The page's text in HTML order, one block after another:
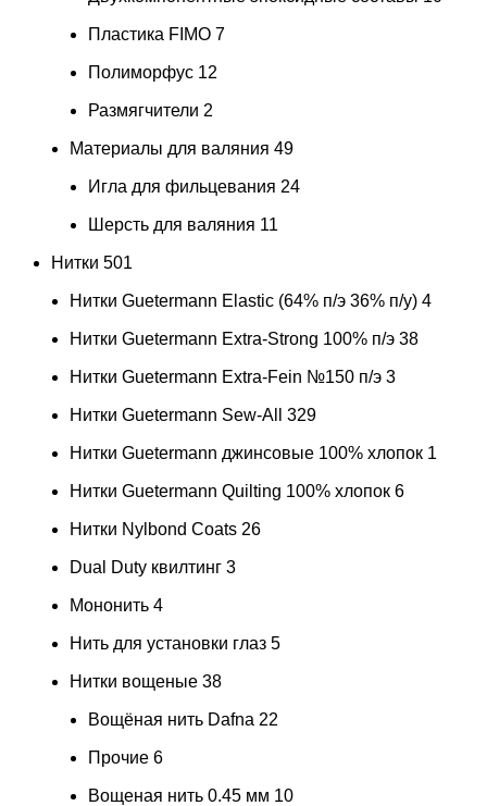
Пластика FIMO 7
Полиморфус 12
Размягчители 2
Материалы для валяния 49
Игла для фильцевания 24
Шерсть для валяния 11
Нитки 501
Нитки Guetermann Elastic (64% п/э 36% п/у) 4
Нитки Guetermann Extra-Strong 100% п/э 38
Нитки Guetermann Extra-Fein №150 п/э 3
Нитки Guetermann Sew-All 329
Нитки Guetermann джинсовые 100% хлопок 1
Нитки Guetermann Quilting 100% хлопок 6
Нитки Nylbond Coats 26
Dual Duty квилтинг 3
Мононить 4
Нить для установки глаз 5
Нитки вощеные 38
Вощёная нить Dafna 22
Прочие 6
Вощеная нить 0.45 мм 10